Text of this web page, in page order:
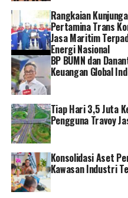
masyarakat, seperti
stasiun, terminal, rumah
“Saat ini kami sudah
semuanya sudah
real time. Kalau dulu ada
butuh waktu lama,
maka tim PLN akan
menit,” lanjut Darmawan.
Dirinya menegaskan,
dengan layanan listrik
ini, dan juga seterusnya.
mengakses PLN Mobile
Rangkaian
Pertamina Trans
Jasa Maritim
Energi Nasional
BP BUMN dan
Keuangan Global
Tiap Hari 3,5 Juta
Pengguna Travoy
Konsolidasi Aset
Kawasan Industri